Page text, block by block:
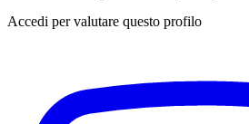
Accedi per valutare questo profilo